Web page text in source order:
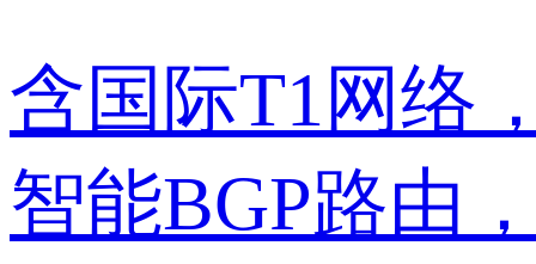
含国际T1网络
智能BGP路由